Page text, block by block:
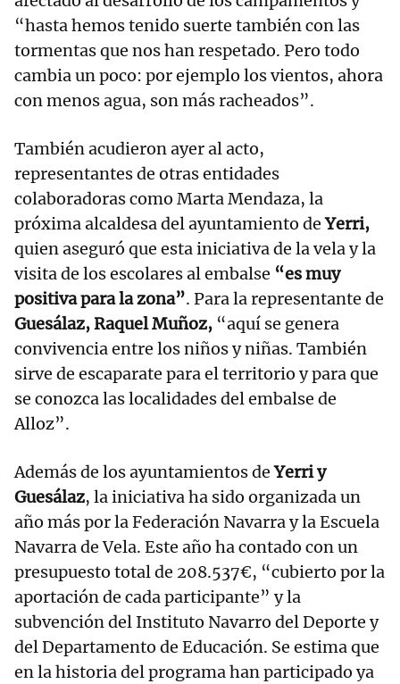
“hasta hemos tenido suerte también con las
tormentas que nos han respetado. Pero todo
cambia un poco: por ejemplo los vientos, ahora
con menos agua, son más racheados”.
También acudieron ayer al acto,
representantes de otras entidades
colaboradoras como Marta Mendaza, la
próxima alcaldesa del ayuntamiento deYerri,
quien aseguró que esta iniciativa de la vela y la
visita de los escolares al embalse “es muy
positiva para la zona”. Para la representante de
Guesálaz, Raquel Muñoz, “aquí se genera
convivencia entre los niños y niñas. También
sirve de escaparate para el territorio y para que
se conozca las localidades del embalse de
Alloz”.
Además de los ayuntamientos deYerri y
Guesálaz, la iniciativa ha sido organizada un
año más por la Federación Navarra y la Escuela
Navarra de Vela. Este año ha contado con un
presupuesto total de 208.537€, “cubierto por la
aportación de cada participante” y la
subvención del Instituto Navarro del Deporte y
del Departamento de Educación. Se estima que
en la historia del programa han participado ya